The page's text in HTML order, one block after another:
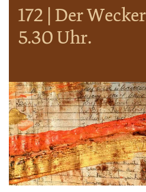
172 | Der
5.30 Uhr.